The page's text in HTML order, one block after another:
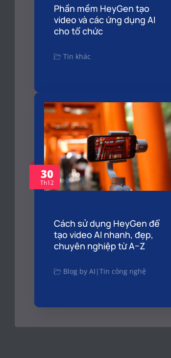
Phần mềm HeyGen tạo
video và các ứng dụng AI
cho tổ chức
Tin khác
30
Th12
Cách sử dụng HeyGen để
tạo video AI nhanh, đẹp,
chuyên nghiệp từ A–Z
Blog by AI |Tin công nghệ